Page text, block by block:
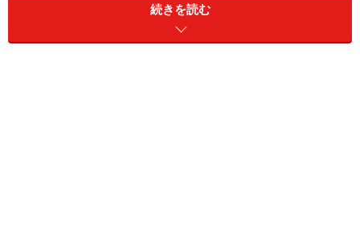
今回は「ライトブルー」を主役にした夏のコーディネー
トを見ていきましょう。
続きを読む